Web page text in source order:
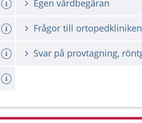
Egen vårdbegäran
Frågor till ortopedkliniken